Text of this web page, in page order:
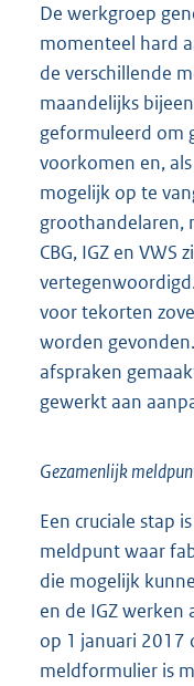
De werkgroep
momenteel hard
de verschillende
maandelijks
geformuleerd om
voorkomen en,
mogelijk op te
groothandelaren,
CBG, IGZ en
voor tekorten
worden
afspraken
gewerkt aan
Gezamenlijk
Een cruciale stap
meldpunt waar
die mogelijk
en de IGZ
op 1 januari 2017
meldformulier is